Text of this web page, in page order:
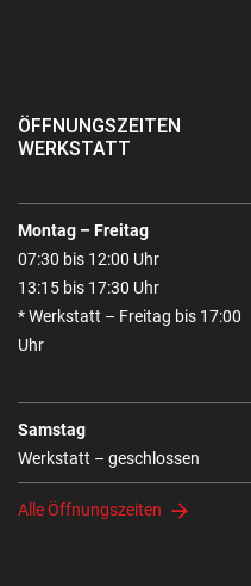
ÖFFNUNGSZEITEN
WERKSTATT
Montag – Freitag
07:30 bis 12:00 Uhr
13:15 bis 17:30 Uhr
* Werkstatt – Freitag bis 17:00
Uhr
Samstag
Werkstatt – geschlossen
Alle Öffnungszeiten